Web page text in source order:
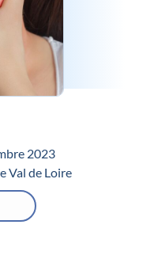
2023
Val de Loire